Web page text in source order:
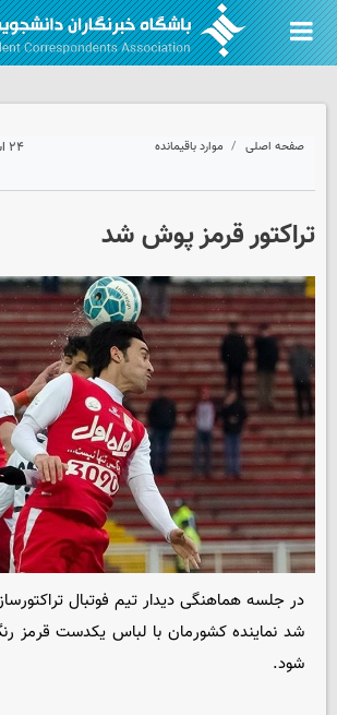
صفحه اصلی موارد باقیمانده ۲۴ اسفند ۱۳۹۴ - ۱۵:۵۹
تراکتور قرمز پوش شد
در جلسه هماهنگی‌ دیدار تیم فوتبال
شد نماینده کشورمان با لباس یکدست قرمز
شود.